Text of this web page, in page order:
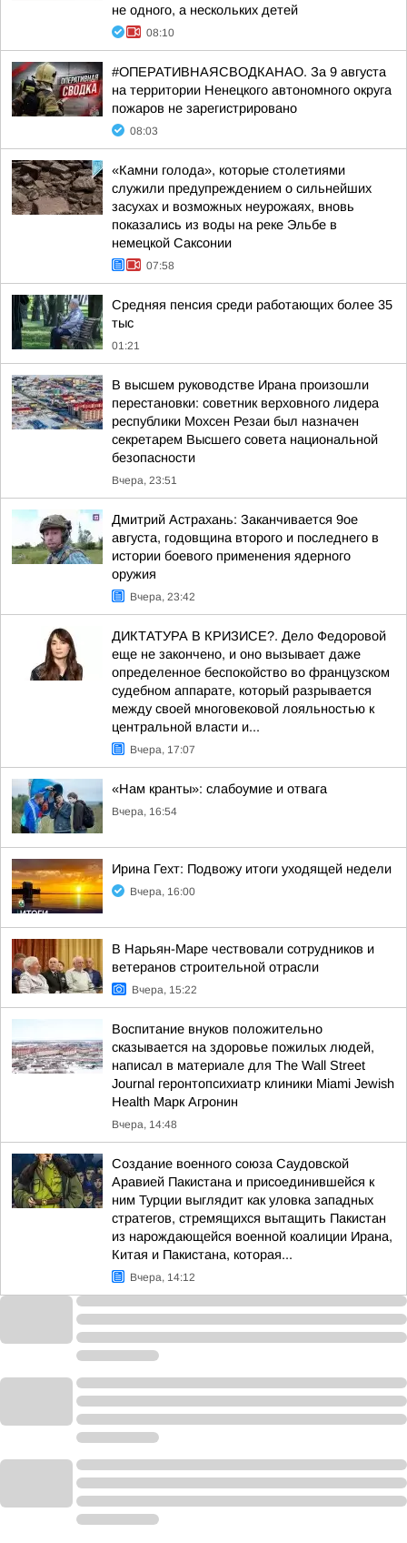
не одного, а нескольких детей
08:10
#ОПЕРАТИВНАЯСВОДКАНАО. За 9 августа
на территории Ненецкого автономного округа
пожаров не зарегистрировано
08:03
«Камни голода», которые столетиями
служили предупреждением о сильнейших
засухах и возможных неурожаях, вновь
показались из воды на реке Эльбе в
немецкой Саксонии
07:58
Средняя пенсия среди работающих более 35
тыс
01:21
В высшем руководстве Ирана произошли
перестановки: советник верховного лидера
республики Мохсен Резаи был назначен
секретарем Высшего совета национальной
безопасности
Вчера, 23:51
Дмитрий Астрахань: Заканчивается 9ое
августа, годовщина второго и последнего в
истории боевого применения ядерного
оружия
Вчера, 23:42
ДИКТАТУРА В КРИЗИСЕ?. Дело Федоровой
еще не закончено, и оно вызывает даже
определенное беспокойство во французском
судебном аппарате, который разрывается
между своей многовековой лояльностью к
центральной власти и...
Вчера, 17:07
«Нам кранты»: слабоумие и отвага
Вчера, 16:54
Ирина Гехт: Подвожу итоги уходящей недели
Вчера, 16:00
В Нарьян-Маре чествовали сотрудников и
ветеранов строительной отрасли
Вчера, 15:22
Воспитание внуков положительно
сказывается на здоровье пожилых людей,
написал в материале для The Wall Street
Journal геронтопсихиатр клиники Miami Jewish
Health Марк Агронин
Вчера, 14:48
Создание военного союза Саудовской
Аравией Пакистана и присоединившейся к
ним Турции выглядит как уловка западных
стратегов, стремящихся вытащить Пакистан
из нарождающейся военной коалиции Ирана,
Китая и Пакистана, которая...
Вчера, 14:12